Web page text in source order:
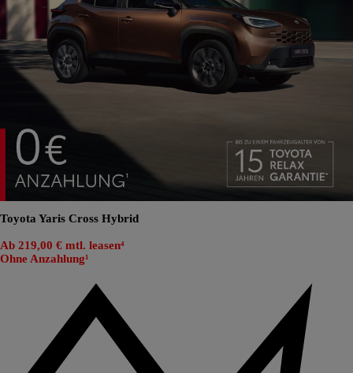
Toyota Yaris Cross Hybrid
Ab 219,00 € mtl. leasen⁴
Ohne Anzahlung¹